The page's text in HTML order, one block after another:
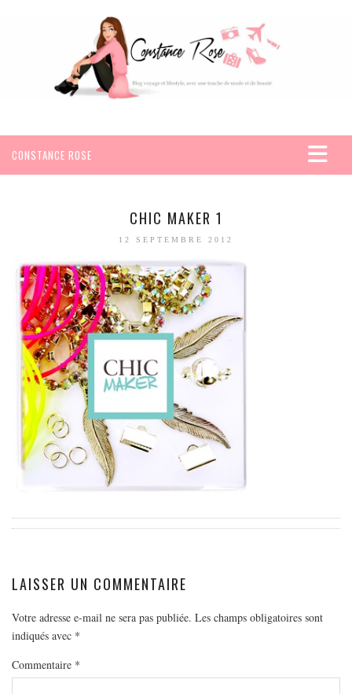
CONSTANCE ROSE
EGYPTE
SEYCHELLES
AMÉRIQUE
MEXIQUE
EUROPE
ESPAGNE
FRANCE
GRÈCE
HONGRIE
AUSTRALIE
ARTICLES PRATIQUES
YOGA
MON PROGRAMME DE YOGA EN LIGNE
CHIC MAKER 1
12 SEPTEMBRE 2012
LAISSER UN COMMENTAIRE
Votre adresse e-mail ne sera pas publiée. Les champs obligatoires sont
indiqués avec *
Commentaire *